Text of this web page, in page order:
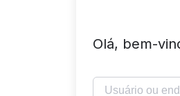
Olá, bem-